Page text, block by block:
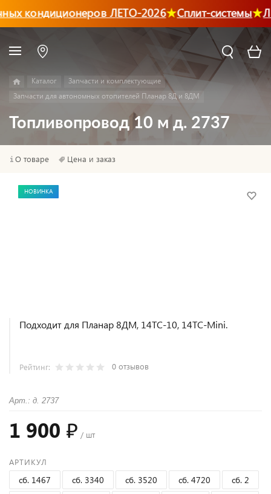
кондиционеров ЛЕТО-2026 Сплит-системы
Каталог
Запчасти и комплектующие
Запчасти для автономных отопителей Планар 8Д и 8ДМ
Топливопровод 10 м д. 2737
О товаре Цена и заказ
НОВИНКА
Подходит для Планар 8ДМ, 14ТС-10, 14ТС-Mini.
Рейтинг: 0 отзывов
Арт.: д. 2737
1 900 ₽ / шт
АРТИКУЛ
сб. 1467 сб. 3340 сб. 3520 сб. 4720
сб. 2